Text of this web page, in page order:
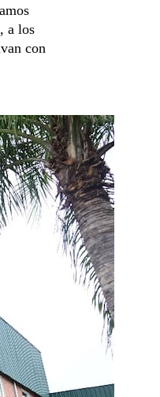
a los
con